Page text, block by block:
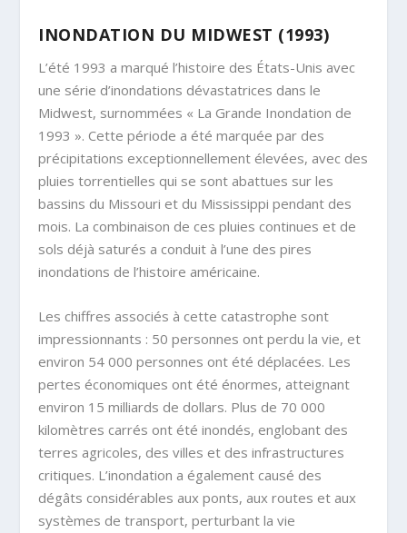
INONDATION DU MIDWEST (1993)
L’été 1993 a marqué l’histoire des États-Unis avec
une série d’inondations dévastatrices dans le
Midwest, surnommées « La Grande Inondation de
1993 ». Cette période a été marquée par des
précipitations exceptionnellement élevées, avec des
pluies torrentielles qui se sont abattues sur les
bassins du Missouri et du Mississippi pendant des
mois. La combinaison de ces pluies continues et de
sols déjà saturés a conduit à l’une des pires
inondations de l’histoire américaine.
Les chiffres associés à cette catastrophe sont
impressionnants : 50 personnes ont perdu la vie, et
environ 54 000 personnes ont été déplacées. Les
pertes économiques ont été énormes, atteignant
environ 15 milliards de dollars. Plus de 70 000
kilomètres carrés ont été inondés, englobant des
terres agricoles, des villes et des infrastructures
critiques. L’inondation a également causé des
dégâts considérables aux ponts, aux routes et aux
systèmes de transport, perturbant la vie